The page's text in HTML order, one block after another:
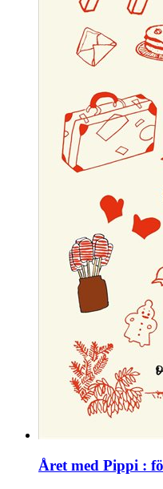
Året med Pippi :